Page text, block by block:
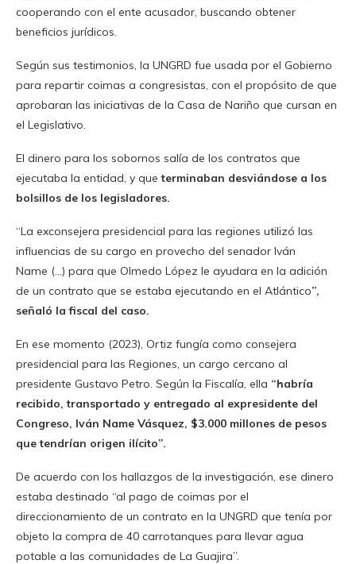
cooperando con el ente acusador, buscando obtener
beneficios jurídicos.
Según sus testimonios, la UNGRD fue usada por el Gobierno
para repartir coimas a congresistas, con el propósito de que
aprobaran las iniciativas de la Casa de Nariño que cursan en
el Legislativo.
El dinero para los sobornos salía de los contratos que
ejecutaba la entidad, y queterminaban desviándose a los
bolsillos de los legisladores.
“La exconsejera presidencial para las regiones utilizó las
influencias de su cargo en provecho del senador Iván
Name (…) para que Olmedo López le ayudara en la adición
de un contrato que se estaba ejecutando en el Atlántico”,
señaló la fiscal del caso.
En ese momento (2023), Ortiz fungía como consejera
presidencial para las Regiones, un cargo cercano al
presidente Gustavo Petro. Según la Fiscalía, ella “habría
recibido, transportado y entregado al expresidente del
Congreso, Iván Name Vásquez, $3.000 millones de pesos
que tendrían origen ilícito”.
De acuerdo con los hallazgos de la investigación, ese dinero
estaba destinado “al pago de coimas por el
direccionamiento de un contrato en la UNGRD que tenía por
objeto la compra de 40 carrotanques para llevar agua
potable a las comunidades de La Guajira”.